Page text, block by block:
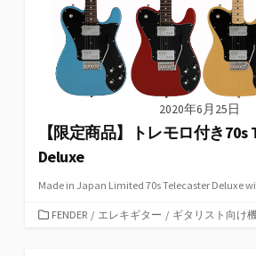
2020年6月25日
【限定商品】トレモロ付き70s
Deluxe
Made in Japan Limited 70s Telecaster Deluxe
カFENDER / エレキギター / ギタリスト向け